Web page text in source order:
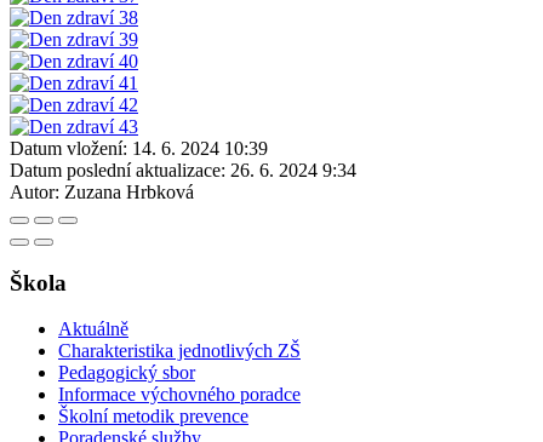
Datum vložení: 14. 6. 2024 10:39
Datum poslední aktualizace: 26. 6. 2024 9:34
Autor: Zuzana Hrbková
Škola
Aktuálně
Charakteristika jednotlivých ZŠ
Pedagogický sbor
Informace výchovného poradce
Školní metodik prevence